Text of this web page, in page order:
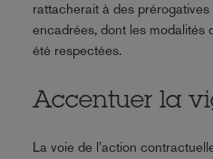
rattacherait à des
encadrées, dont les modalités
été respectées.
Accentuer la
La voie de l’action